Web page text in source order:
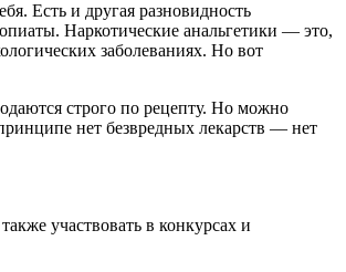
Есть и другая разновидность
Наркотические анальгетики — это,
заболеваниях. Но вот
строго по рецепту. Но можно
нет безвредных лекарств — нет
участвовать в конкурсах и